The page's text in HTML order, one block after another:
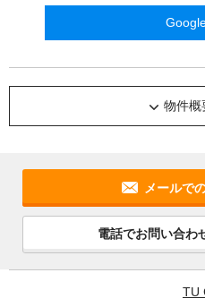
物件概
メールで
電話でお問い合わ
TU